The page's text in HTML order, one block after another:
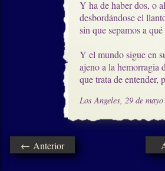
Y ha de haber dos, o
desbordándose el
sin que sepamos a
Y el mundo sigue en
ajeno a la hemorragia
que trata de entender,
Los Angeles, 29 de
← Anterior